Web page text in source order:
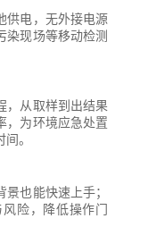
供电，无外接电源
染现场等移动检测
，从取样到出结果
，为环境应急处置
。
也能快速上手；
险，降低操作门